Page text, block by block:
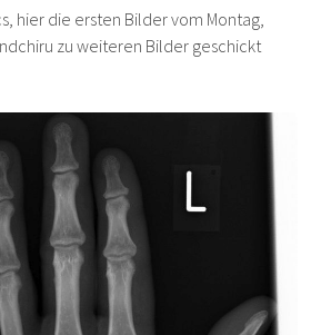
hier die ersten Bilder vom Montag,
zu weiteren Bilder geschickt